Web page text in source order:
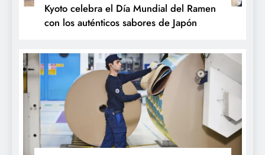
Kyoto celebra el Día Mundial del Ramen
con los auténticos sabores de Japón